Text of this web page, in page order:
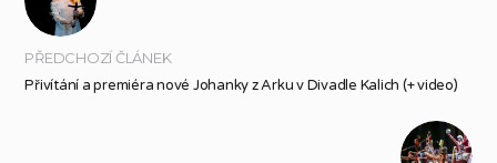
PŘEDCHOZÍ ČLÁNEK
Přivítání a premiéra nové Johanky z Arku v Divadle Kalich (+ video)